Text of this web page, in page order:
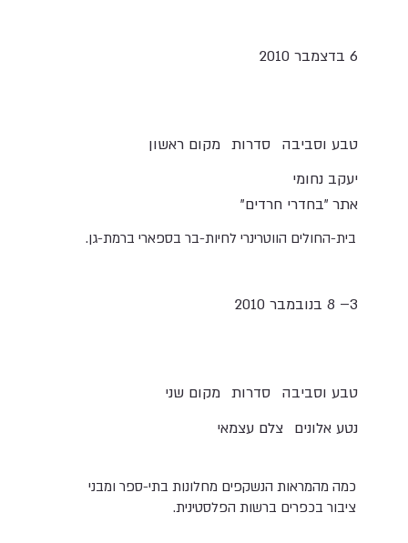
6 בדצמבר 2010
מקום ראשון סדרות טבע וסביבה
יעקב נחומי
אתר "בחדרי חרדים"
בית-החולים הווטרינרי לחיות-בר בספארי ברמת-גן.
3– 8 בנובמבר 2010
מקום שני סדרות טבע וסביבה
צלם עצמאי נטע אלונים
כמה מהמראות הנשקפים מחלונות בתי-ספר ומבני
ציבור בכפרים ברשות הפלסטינית.